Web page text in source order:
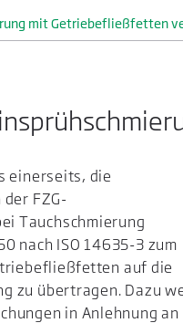
mit Getriebefließfetten
einerseits, die
FZG-
Tauchschmierung
nach ISO 14635-3 zum
auf die
zu übertragen. Dazu
in Anlehnung an